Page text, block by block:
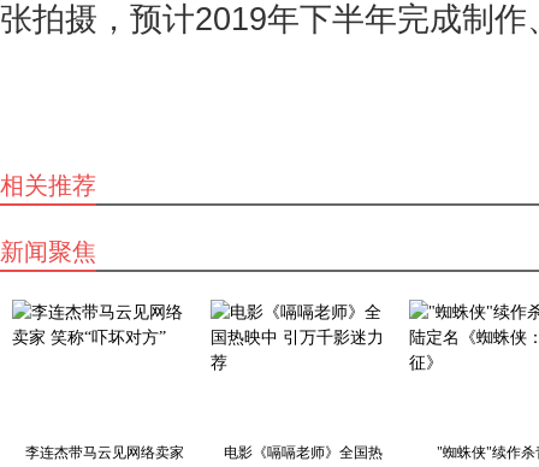
张拍摄，预计2019年下半年完成制作
相关推荐
新闻聚焦
李连杰带马云见网络卖家 电影《嗝嗝老师》全国热 "蜘蛛侠"续作杀